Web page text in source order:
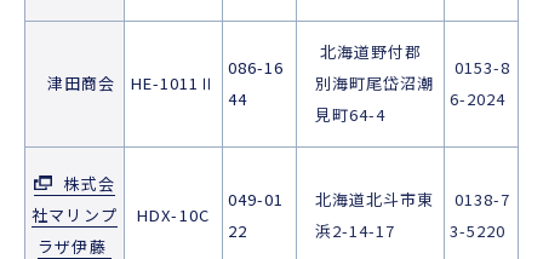
津田商会 HE-1011Ⅱ
086-16
44
北海道野付郡
別海町尾岱沼潮
見町64-4
0153-8
6-2024
株式会
社マリンプ
ラザ伊藤
HDX-10C
049-01
22
北海道北斗市東
浜2-14-17
0138-7
3-5220